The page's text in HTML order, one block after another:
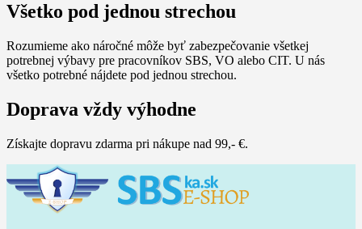
Všetko pod jednou strechou
Rozumieme ako náročné môže byť zabezpečovanie všetkej
potrebnej výbavy pre pracovníkov SBS, VO alebo CIT. U nás
všetko potrebné nájdete pod jednou strechou.
Doprava vždy výhodne
Získajte dopravu zdarma pri nákupe nad 99,- €.